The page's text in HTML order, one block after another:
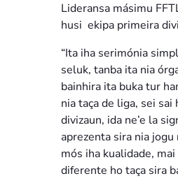
Lideransa másimu
husi ekipa primeira
“Ita iha serimónia
seluk, tanba ita nia
bainhira ita buka tur
nia taça de liga, sei
divizaun, ida ne’e la
aprezenta sira nia
mós iha kualidade, mai
diferente ho taça sira